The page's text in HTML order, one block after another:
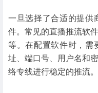
一旦选择了合适的提供
件。常见的直播推流软
等。在配置软件时，需
址、端口号、用户名和
络专线进行稳定的推流。